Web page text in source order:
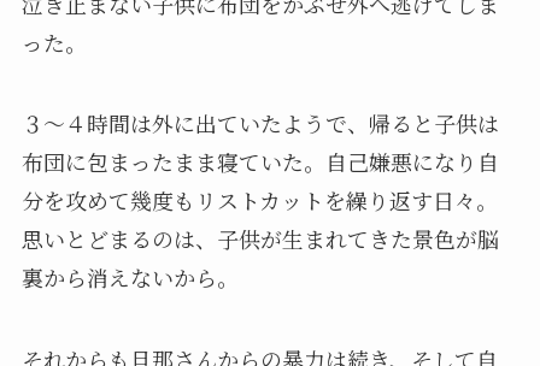
った。
３〜４時間は外に出ていたようで、帰ると子供は
布団に包まったまま寝ていた。自己嫌悪になり自
分を攻めて幾度もリストカットを繰り返す日々。
思いとどまるのは、子供が生まれてきた景色が脳
裏から消えないから。
それからも旦那さんからの暴力は続き、そして自